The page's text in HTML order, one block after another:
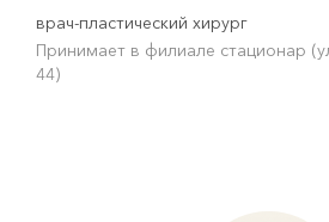
врач-пластический хирург
Принимает в филиале стационар
44)